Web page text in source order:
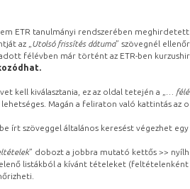
ETR tanulmányi rendszerében
az „ Utolsó frissítés dátuma” szövegnél
adott félévben már történt az ETR-ben
kell kiválasztania, ez az oldal tetején a „
…
Magán a feliraton való kattintás az
írt szöveggel általános keresést végezhet
” dobozt a jobbra mutató kettős >>
listákból a kívánt tételeket (feltételenként